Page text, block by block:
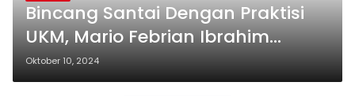
Bincang Santai Dengan Praktisi
UKM, Mario Febrian Ibrahim
Bahas Potensi Sumber Daya Alam
Sulawesi Barat
Oktober 10, 2024